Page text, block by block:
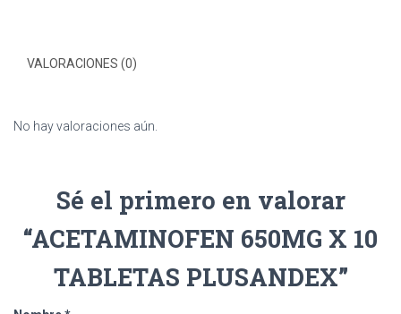
VALORACIONES (0)
No hay valoraciones aún.
Sé el primero en valorar
“ACETAMINOFEN 650MG X 10
TABLETAS PLUSANDEX”